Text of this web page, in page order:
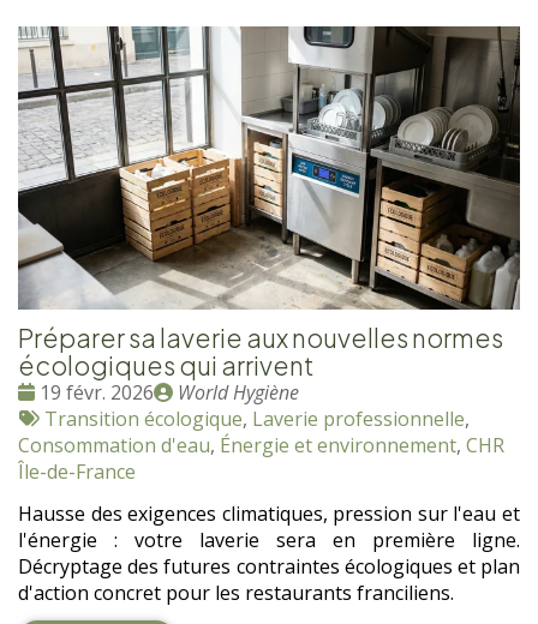
Préparer sa laverie aux nouvelles normes
écologiques qui arrivent
Date
:
19 févr. 2026
Publié
par
World Hygiène
Tags
:
Transition écologique, Laverie professionnelle,
Consommation d'eau, Énergie et environnement, CHR
Île-de-France
Hausse des exigences climatiques, pression sur l'eau et
l'énergie : votre laverie sera en première ligne.
Décryptage des futures contraintes écologiques et plan
d'action concret pour les restaurants franciliens.